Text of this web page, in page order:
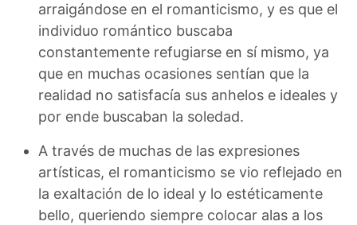
arraigándose en el romanticismo, y es que el
individuo romántico buscaba
constantemente refugiarse en sí mismo, ya
que en muchas ocasiones sentían que la
realidad no satisfacía sus anhelos e ideales y
por ende buscaban la soledad.
A través de muchas de las expresiones
artísticas, el romanticismo se vio reflejado en
la exaltación de lo ideal y lo estéticamente
bello, queriendo siempre colocar alas a los